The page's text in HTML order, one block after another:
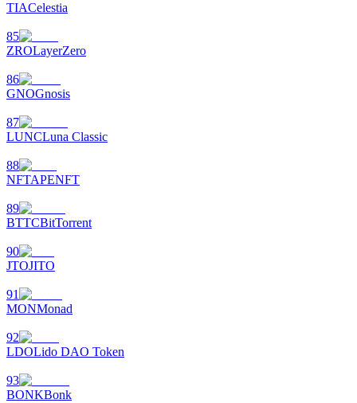
TIACelestia
85
ZROLayerZero
86
GNOGnosis
87
LUNCLuna Classic
88
NFTAPENFT
89
BTTCBitTorrent
90
JTOJITO
91
MONMonad
92
LDOLido DAO Token
93
BONKBonk